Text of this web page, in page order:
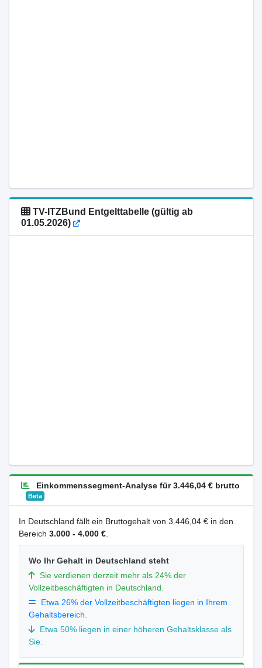
TV-ITZBund Entgelttabelle (gültig ab
01.05.2026)
Einkommenssegment-Analyse für 3.446,04 € brutto
Beta
In Deutschland fällt ein Bruttogehalt von 3.446,04 € in den
Bereich 3.000 - 4.000 €.
Wo Ihr Gehalt in Deutschland steht
Sie verdienen derzeit mehr als 24% der
Vollzeitbeschäftigten in Deutschland.
Etwa 26% der Vollzeitbeschäftigten liegen in Ihrem
Gehaltsbereich.
Etwa 50% liegen in einer höheren Gehaltsklasse als
Sie.